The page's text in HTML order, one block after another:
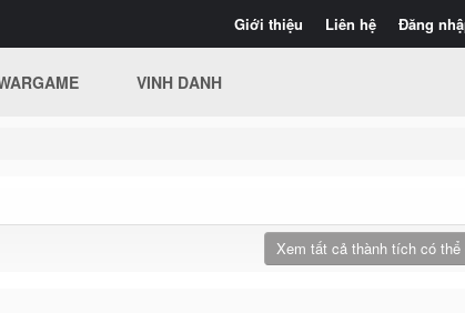
Giới thiệu Liên hệ Đăng
VINH DANH
Xem tất cả thành tích có thể